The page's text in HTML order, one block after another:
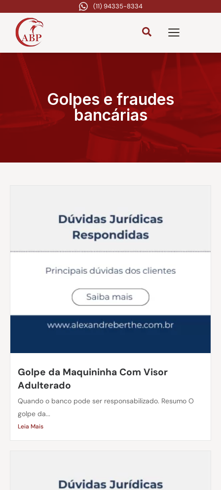
(11) 94335-8334
Golpes e fraudes
bancárias
Golpe da Maquininha Com Visor
Adulterado
Quando o banco pode ser responsabilizado. Resumo O
golpe da...
Leia Mais